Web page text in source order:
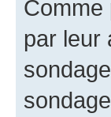
Comme
par leur